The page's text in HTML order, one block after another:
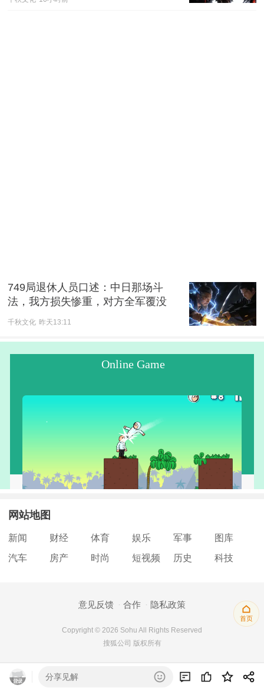
首页
749局退休人员口述：中日那场斗
法，我方损失惨重，对方全军覆没
千秋文化 昨天13:11
网站地图
新闻 财经 体育 娱乐 军事
图库
汽车
房产 时尚 短视频 历史 科技
意见反馈 合作 隐私政策
Copyright © 2026 Sohu All Rights Reserved
搜狐公司 版权所有